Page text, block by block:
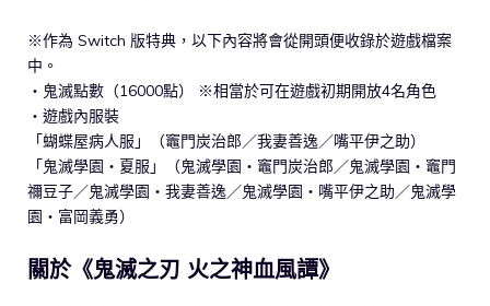
※作為 Switch 版特典，以下內容將會從開頭便收錄於遊戲檔案
中。
・鬼滅點數（16000點） ※相當於可在遊戲初期開放4名角色
・遊戲內服裝
「蝴蝶屋病人服」（竈門炭治郎／我妻善逸／嘴平伊之助）
「鬼滅學園・夏服」（鬼滅學園・竈門炭治郎／鬼滅學園・竈門
禰豆子／鬼滅學園・我妻善逸／鬼滅學園・嘴平伊之助／鬼滅學
園・富岡義勇）
關於《鬼滅之刃 火之神血風譚》